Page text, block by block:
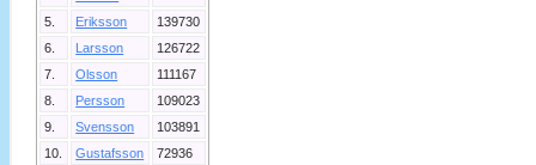
5.
Eriksson
139730
6.
Larsson
126722
7.
Olsson
111167
8.
Persson
109023
9.
Svensson
103891
10.
Gustafsson 72936